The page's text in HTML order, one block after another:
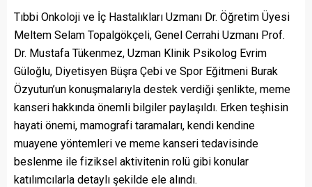
Tıbbi Onkoloji ve İç Hastalıkları Uzmanı Dr. Öğretim Üyesi
Meltem Selam Topalgökçeli, Genel Cerrahi Uzmanı Prof.
Dr. Mustafa Tükenmez, Uzman Klinik Psikolog Evrim
Güloğlu, Diyetisyen Büşra Çebi ve Spor Eğitmeni Burak
Özyutun’un konuşmalarıyla destek verdiği şenlikte, meme
kanseri hakkında önemli bilgiler paylaşıldı. Erken teşhisin
hayati önemi, mamografi taramaları, kendi kendine
muayene yöntemleri ve meme kanseri tedavisinde
beslenme ile fiziksel aktivitenin rolü gibi konular
katılımcılarla detaylı şekilde ele alındı.